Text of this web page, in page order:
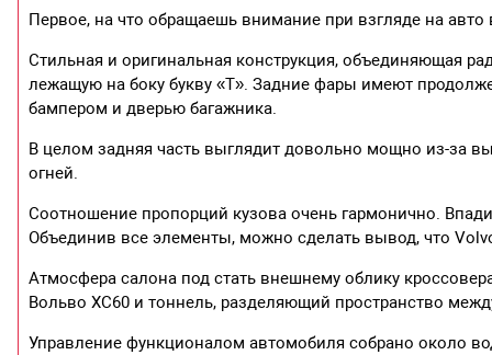
Первое, на что обращаешь внимание при взгляде на
Стильная и оригинальная конструкция, объединяющая
лежащую на боку букву «Т». Задние фары имеют
бампером и дверью багажника.
В целом задняя часть выглядит довольно мощно из-за
огней.
Соотношение пропорций кузова очень гармонично.
Объединив все элементы, можно сделать вывод, что
Атмосфера салона под стать внешнему облику
Вольво ХС60 и тоннель, разделяющий пространство
Управление функционалом автомобиля собрано около